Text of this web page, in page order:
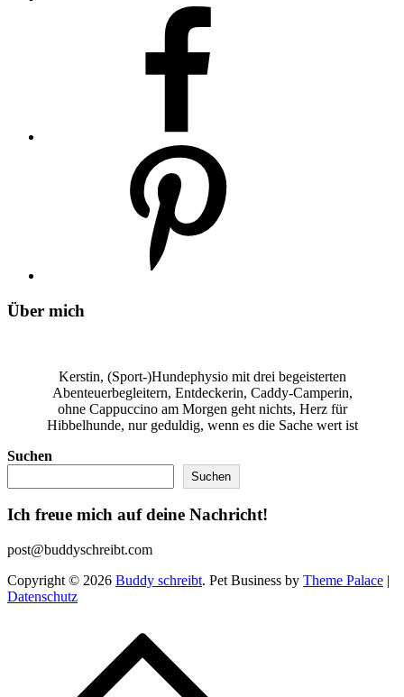
Über mich
Kerstin, (Sport-)Hundephysio mit drei begeisterten
Abenteuerbegleitern, Entdeckerin, Caddy-Camperin,
ohne Cappuccino am Morgen geht nichts, Herz für
Hibbelhunde, nur geduldig, wenn es die Sache wert ist
Suchen
Suchen
Ich freue mich auf deine Nachricht!
post@buddyschreibt.com
Copyright © 2026 Buddy schreibt. Pet Business by Theme Palace |
Datenschutz